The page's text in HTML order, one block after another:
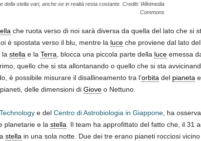
della stella vari, anche se in realtà resta costante. Crediti: Wikimedia
Commons
che ruota verso di noi sarà diversa da quella del lato che si
è spostata verso il blu, mentre la luceche proviene dal lato
la stella e la Terra , blocca una piccola parte della luceemessa
quello che si sta allontanando o quello che si sta
è possibile misurare il disallineamento tra l’orbita del pianeta
delle dimensioni di Gioveo Nettuno.
e del Centro di Astrobiologia in Giappone, ha
planetarie e la stella . Il team ha approfittato del fatto che, il 31
stella in una sola notte. Due dei tre erano pianeti rocciosi